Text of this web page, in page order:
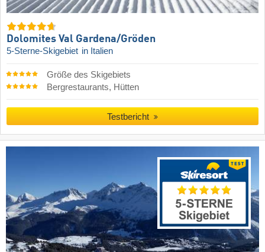
Dolomites Val Gardena/​Gröden
5-Sterne-Skigebiet in Italien
Größe des Skigebiets
Bergrestaurants, Hütten
Testbericht